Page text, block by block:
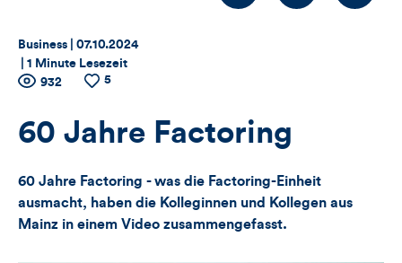
Thema:
Business | Datum:
07.10.2024
1 Minute Lesezeit
Zähler
für
Views,
Likes
Anzahl
Views
932
Anzahl
Likes
5
60 Jahre Factoring
60 Jahre Factoring - was die Factoring-Einheit
ausmacht, haben die Kolleginnen und Kollegen aus
Mainz in einem Video zusammengefasst.